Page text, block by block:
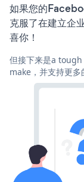
如果您的
克服了在建立企
喜你！
但接下来是a
make，并支持更多